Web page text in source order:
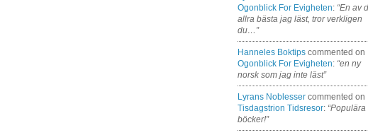
Ogonblick For Evigheten: “En av
allra bästa jag läst, tror verkligen
du…”
Hanneles Boktips commented on
Ogonblick For Evigheten: “en ny
norsk som jag inte läst”
Lyrans Noblesser commented on
Tisdagstrion Tidsresor: “Populära
böcker!”